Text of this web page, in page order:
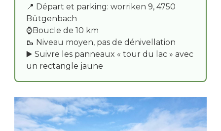
📍 Départ et parking: worriken 9, 4750
Bütgenbach
⌚Boucle de 10 km
🥾 Niveau moyen, pas de dénivellation
▶️ Suivre les panneaux « tour du lac » avec
un rectangle jaune